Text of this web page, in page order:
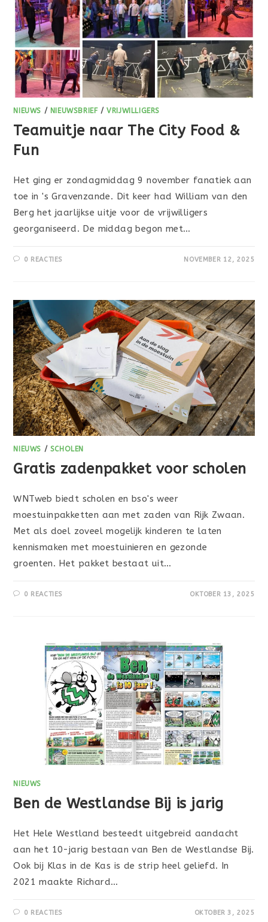
NIEUWS / NIEUWSBRIEF/VRIJWILLIGERS
Teamuitje naar The City Food &
Fun
Het ging er zondagmiddag 9 november fanatiek aan
toe in 's Gravenzande. Dit keer had William van den
Berg het jaarlijkse uitje voor de vrijwilligers
georganiseerd. De middag begon met…
0 REACTIES NOVEMBER 12, 2025
NIEUWS / SCHOLEN
Gratis zadenpakket voor scholen
WNTweb biedt scholen en bso's weer
moestuinpakketten aan met zaden van Rijk Zwaan.
Met als doel zoveel mogelijk kinderen te laten
kennismaken met moestuinieren en gezonde
groenten. Het pakket bestaat uit…
0 REACTIES OKTOBER 13, 2025
NIEUWS
Ben de Westlandse Bij is jarig
Het Hele Westland besteedt uitgebreid aandacht
aan het 10-jarig bestaan van Ben de Westlandse Bij.
Ook bij Klas in de Kas is de strip heel geliefd. In
2021 maakte Richard…
0 REACTIES OKTOBER 3, 2025